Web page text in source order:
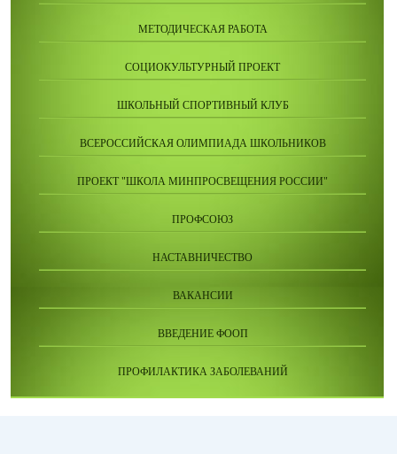
МЕТОДИЧЕСКАЯ РАБОТА
СОЦИОКУЛЬТУРНЫЙ ПРОЕКТ
ШКОЛЬНЫЙ СПОРТИВНЫЙ КЛУБ
ВСЕРОССИЙСКАЯ ОЛИМПИАДА ШКОЛЬНИКОВ
ПРОЕКТ "ШКОЛА МИНПРОСВЕЩЕНИЯ РОССИИ"
ПРОФСОЮЗ
НАСТАВНИЧЕСТВО
ВАКАНСИИ
ВВЕДЕНИЕ ФООП
ПРОФИЛАКТИКА ЗАБОЛЕВАНИЙ